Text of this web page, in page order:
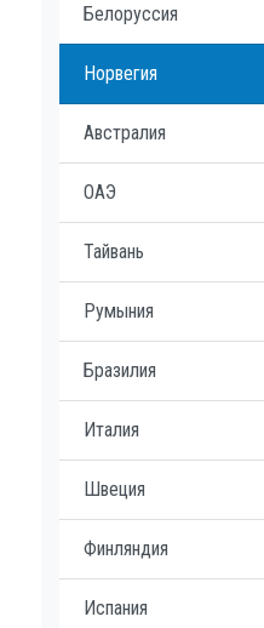
Белоруссия
Норвегия
Австралия
ОАЭ
Тайвань
Румыния
Бразилия
Италия
Швеция
Финляндия
Испания